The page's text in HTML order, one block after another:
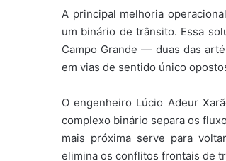
A principal melhoria
um binário de trânsito. Essa
Campo Grande — duas das
em vias de sentido único
O engenheiro Lúcio Adeur
complexo binário separa os
mais próxima serve para
elimina os conflitos frontais de